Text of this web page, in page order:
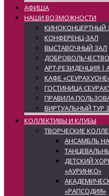
АФИША
НАШИ ВОЗМОЖНОСТИ
КИНОКОНЦЕРТНЫЙ
КОНФЕРЕНЦ-ЗАЛ
ВЫСТАВОЧНЫЙ ЗАЛ
АРТ-РЕЗИДЕНЦИЯ |
КАФЕ
ГОСТИНИЦА
ПРАВИЛА
ВИРТУАЛЬНЫЙ ТУР
КОЛЛЕКТИВЫ И КЛУБЫ
ТВОРЧЕСКИЕ
АНСАМБЛЬ
ДЕТСКИЙ
«АУРИНКО»
«РАПСОДИЯ»